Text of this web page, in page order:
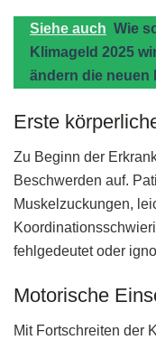
Siehe auch Wie
Klimageld 2025
ändern die neuen
Erste
Zu Beginn der
Beschwerden auf.
Muskelzuckungen,
fehlgedeutet oder
Motorische
Mit Fortschreiten der